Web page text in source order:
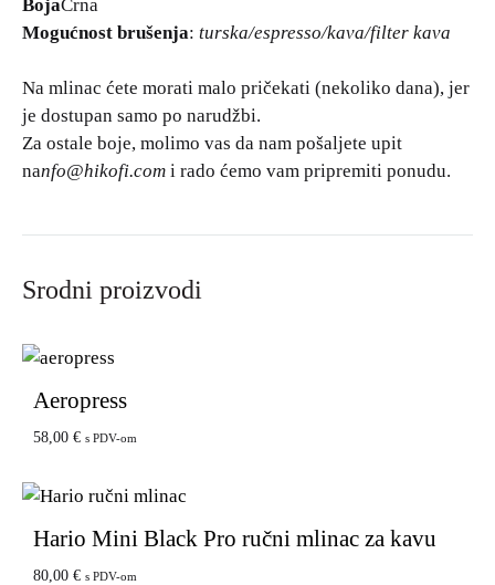
BojaCrna
Mogućnost brušenja: turska/espresso/kava/filter kava
Na mlinac ćete morati malo pričekati (nekoliko dana), jer
je dostupan samo po narudžbi.
Za ostale boje, molimo vas da nam pošaljete upit
nanfo@hikofi.com i rado ćemo vam pripremiti ponudu.
Srodni proizvodi
Aeropress
58,00 € s PDV-om
Hario Mini Black Pro ručni mlinac za kavu
80,00 € s PDV-om